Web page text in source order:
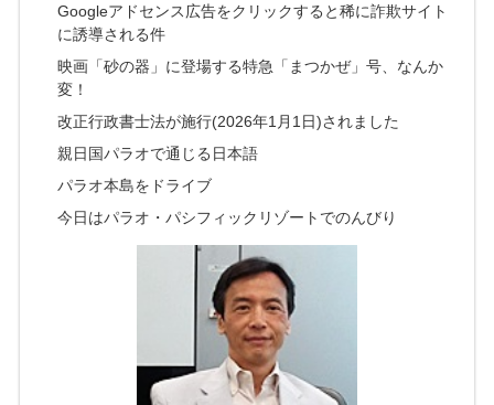
Googleアドセンス広告をクリックすると稀に詐欺サイト
に誘導される件
映画「砂の器」に登場する特急「まつかぜ」号、なんか
変！
改正行政書士法が施行(2026年1月1日)されました
親日国パラオで通じる日本語
パラオ本島をドライブ
今日はパラオ・パシフィックリゾートでのんびり